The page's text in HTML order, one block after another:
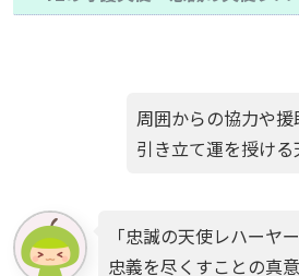
周囲からの協力や援
引き立て運を授ける
「忠誠の天使レハーヤ
忠義を尽くすことの真